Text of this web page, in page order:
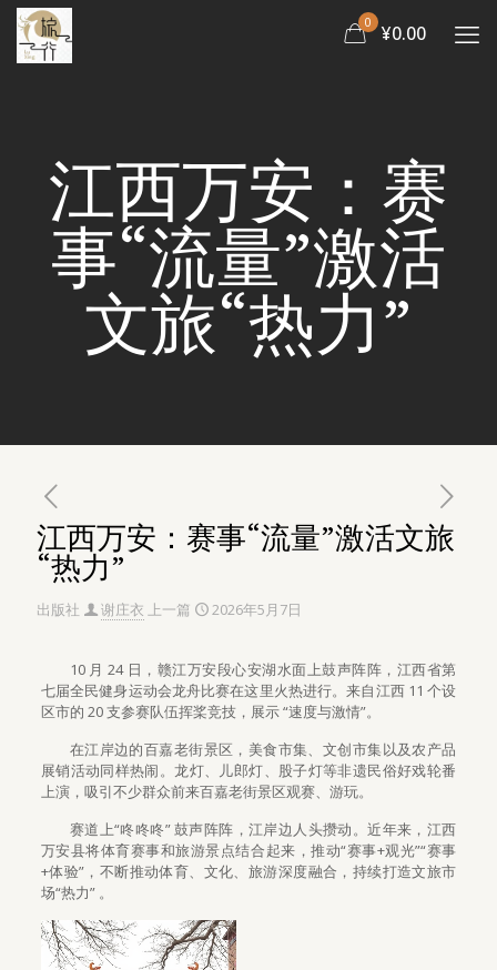
0 ¥0.00
江西万安：赛
事“流量”激活
文旅“热力”
江西万安：赛事“流量”激活文旅
“热力”
出版社 谢庄衣 上一篇 2026年5月7日
10 月 24 日，赣江万安段心安湖水面上鼓声阵阵，江西省第
七届全民健身运动会龙舟比赛在这里火热进行。来自江西 11 个设
区市的 20 支参赛队伍挥桨竞技，展示 “速度与激情”。
在江岸边的百嘉老街景区，美食市集、文创市集以及农产品
展销活动同样热闹。龙灯、儿郎灯、股子灯等非遗民俗好戏轮番
上演，吸引不少群众前来百嘉老街景区观赛、游玩。
赛道上“咚咚咚” 鼓声阵阵，江岸边人头攒动。近年来，江西
万安县将体育赛事和旅游景点结合起来，推动“赛事+观光”“赛事
+体验”，不断推动体育、文化、旅游深度融合，持续打造文旅市
场“热力” 。